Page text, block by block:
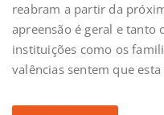
reabram a partir da
apreensão é geral e tanto
instituições como os
valências sentem que